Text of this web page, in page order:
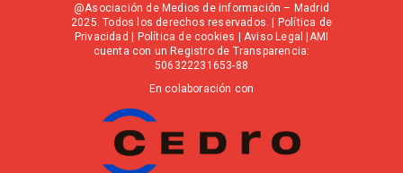
@Asociación de Medios de información – Madrid
2025. Todos los derechos reservados. | Política de
Privacidad | Política de cookies | Aviso Legal |AMI
cuenta con un Registro de Transparencia:
506322231653-88
En colaboración con